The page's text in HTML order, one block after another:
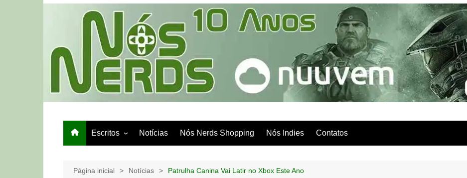
Escritos
Papo de Bar
Notícias Nós Nerds Shopping Nós Indies Contatos
Página inicial Notícias Patrulha Canina Vai Latir no Xbox Este Ano